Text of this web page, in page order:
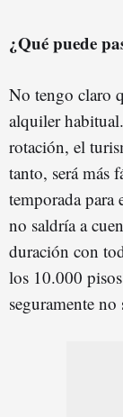
¿Qué puede
No tengo claro
alquiler
rotación, el
tanto, será más
temporada para
no saldría a
duración con
los 10.000
seguramente no